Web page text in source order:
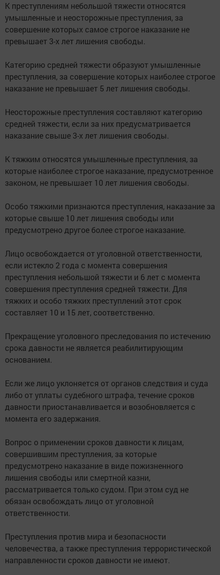
К преступлениям небольшой тяжести относятся
умышленные и неосторожные преступления, за
совершение которых самое строгое наказание не
превышает 3-х лет лишения свободы.
Категорию средней тяжести образуют умышленные
преступления, за совершение которых наиболее строгое
наказание не превышает 5 лет лишения свободы.
Неосторожные преступления составляют категорию
средней тяжести, если за них предусматривается
наказание свыше 3-х лет лишения свободы.
К тяжким относятся умышленные преступления, за
которые наиболее строгое наказание, предусмотренное
законом, не превышает 10 лет лишения свободы.
Особо тяжкими признаются преступления, наказание за
которые свыше 10 лет лишения свободы или
предусмотрено другое более строгое наказание.
Лицо освобождается от уголовной ответственности,
если истекло 2 года с момента совершения
преступления небольшой тяжести и 6 лет с момента
совершения преступления средней тяжести. Для
тяжких и особо тяжких преступлений этот срок
составляет 10 и 15 лет, соответственно.
Прекращение уголовного преследования по истечению
срока давности не является реабилитирующим
основанием.
Если же лицо уклоняется от органов следствия и суда
либо от уплаты судебного штрафа, течение сроков
давности приостанавливается и возобновляется с
момента его задержания.
Вопрос о применении сроков давности к лицам,
совершившим преступления, за которые
предусмотрено наказание в виде пожизненного
лишения свободы или смертной казни,
рассматривается только судом. При этом суд не
обязан освобождать лицо от уголовной
ответственности.
Преступления против мира и безопасности
человечества, а также преступления террористической
направленности сроков давности не имеют.